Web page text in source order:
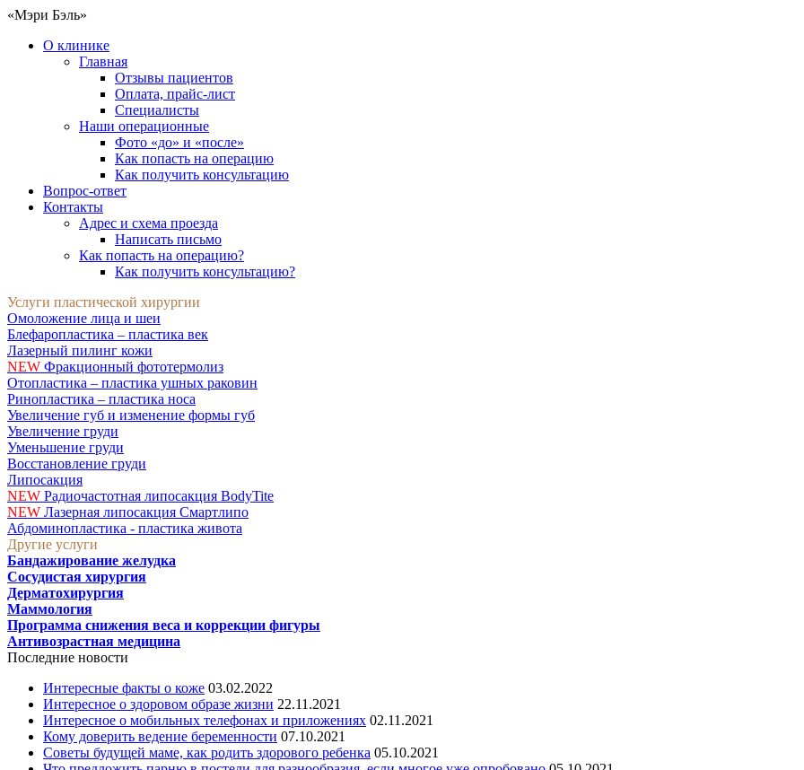
«Мэри Бэль»
О клинике
Главная
Отзывы пациентов
Оплата, прайс-лист
Специалисты
Наши операционные
Фото «до» и «после»
Как попасть на операцию
Как получить консультацию
Вопрос-ответ
Контакты
Адрес и схема проезда
Написать письмо
Как попасть на операцию?
Как получить консультацию?
Услуги пластической хирургии
Омоложение лица и шеи
Блефаропластика – пластика век
Лазерный пилинг кожи
NEW Фракционный фототермолиз
Отопластика – пластика ушных раковин
Ринопластика – пластика носа
Увеличение губ и изменение формы губ
Увеличение груди
Уменьшение груди
Восстановление груди
Липосакция
NEW Радиочастотная липосакция BodyTite
NEW Лазерная липосакция Смартлипо
Абдоминопластика - пластика живота
Другие услуги
Бандажирование желудка
Сосудистая хирургия
Дерматохирургия
Маммология
Программа снижения веса и коррекции фигуры
Антивозрастная медицина
Последние новости
Интересные факты о коже 03.02.2022
Интересное о здоровом образе жизни 22.11.2021
Интересное о мобильных телефонах и приложениях 02.11.2021
Кому доверить ведение беременности 07.10.2021
Советы будущей маме, как родить здорового ребенка 05.10.2021